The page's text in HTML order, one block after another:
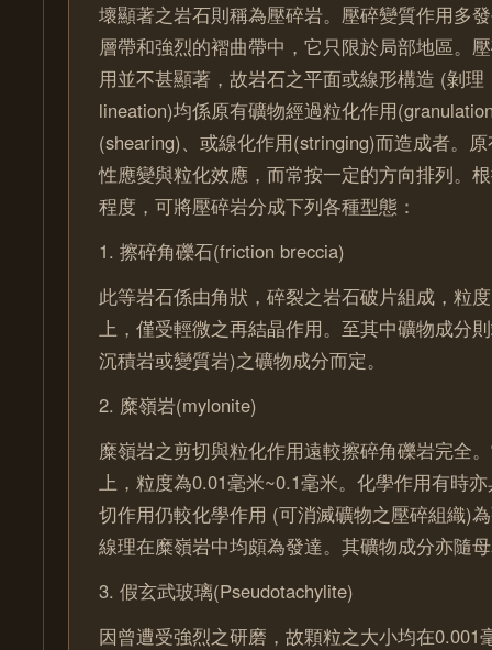
壞顯著之岩石則稱為壓碎岩。壓碎變質作用多
層帶和強烈的褶曲帶中，它只限於局部地區。
用並不甚顯著，故岩石之平面或線形構造 (剝
lineation)均係原有礦物經過粒化作用
(shearing)、或線化作用(stringing)而造成者。
性應變與粒化效應，而常按一定的方向排列。
程度，可將壓碎岩分成下列各種型態：
1. 擦碎角礫石(friction breccia)
此等岩石係由角狀，碎裂之岩石破片組成，粒
上，僅受輕微之再結晶作用。至其中礦物成分
沉積岩或變質岩)之礦物成分而定。
2. 糜嶺岩(mylonite)
糜嶺岩之剪切與粒化作用遠較擦碎角礫岩完全
上，粒度為0.01毫米~0.1毫米。化學作用有時
切作用仍較化學作用 (可消滅礦物之壓碎組織)
線理在糜嶺岩中均頗為發達。其礦物成分亦隨
3. 假玄武玻璃(Pseudotachylite)
因曾遭受強烈之研磨，故顆粒之大小均在0.001